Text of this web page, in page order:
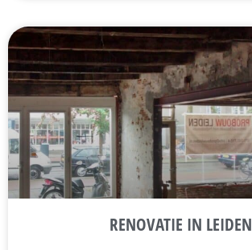
RENOVATIE IN LEIDEN